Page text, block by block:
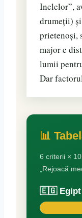
Inelelor”,
drumeții)
prietenoși,
major e
lumii
Dar
📊
6 criterii ×
„Rejoacă
🇪🇬 Egipt